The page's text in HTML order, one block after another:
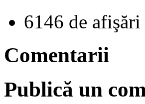
6146 de afişări
Comentarii
Publică un